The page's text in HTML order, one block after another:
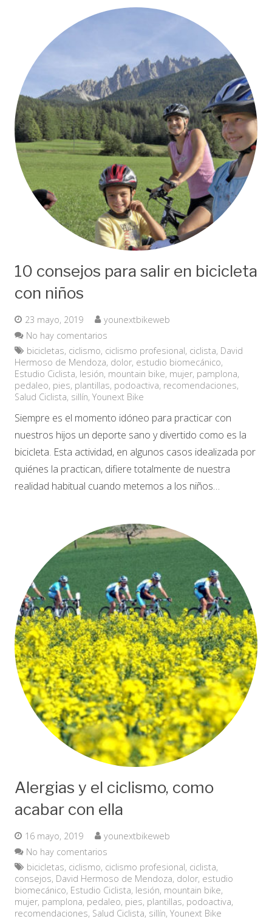
10 consejos para salir en bicicleta
con niños
23 mayo, 2019
younextbikeweb
No hay comentarios
bicicletas, ciclismo, ciclismo profesional, ciclista, David
Hermoso de Mendoza, dolor, estudio biomecánico,
Estudio Ciclista, lesión, mountain bike, mujer, pamplona,
pedaleo, pies, plantillas, podoactiva, recomendaciones,
Salud Ciclista, sillín, Younext Bike
Siempre es el momento idóneo para practicar con
nuestros hijos un deporte sano y divertido como es la
bicicleta. Esta actividad, en algunos casos idealizada por
quiénes la practican, difiere totalmente de nuestra
realidad habitual cuando metemos a los niños…
Alergias y el ciclismo, como
acabar con ella
16 mayo, 2019
younextbikeweb
No hay comentarios
bicicletas, ciclismo, ciclismo profesional, ciclista,
consejos, David Hermoso de Mendoza, dolor, estudio
biomecánico, Estudio Ciclista, lesión, mountain bike,
mujer, pamplona, pedaleo, pies, plantillas, podoactiva,
recomendaciones, Salud Ciclista, sillín, Younext Bike